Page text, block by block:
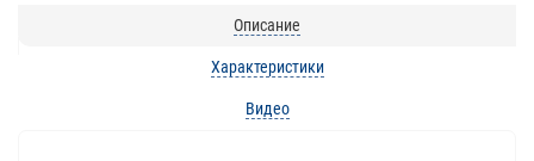
Описание
Характеристики
Видео